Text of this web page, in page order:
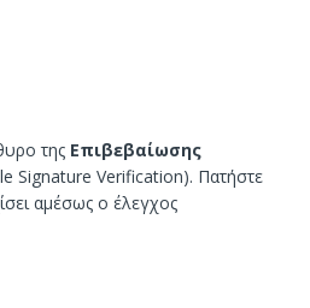
της Επιβεβαίωσης
Signature Verification). Πατήστε
αμέσως ο έλεγχος